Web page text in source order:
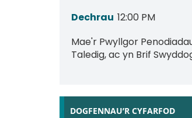
Dechrau 12:00 PM
Mae'r Pwyllgor
Taledig, ac yn Brif
DOGFENNAU’R CYFARFOD